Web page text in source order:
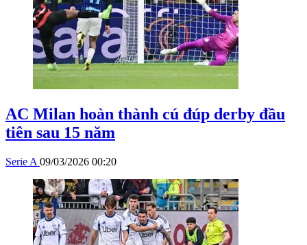
AC Milan hoàn thành cú đúp derby đầu
tiên sau 15 năm
Serie A 09/03/2026 00:20